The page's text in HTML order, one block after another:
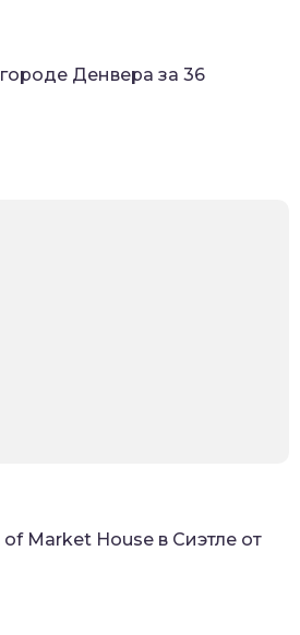
Денвера за 36
Market House в Сиэтле от